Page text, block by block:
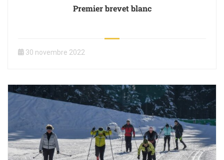
Premier brevet blanc
30 novembre 2022